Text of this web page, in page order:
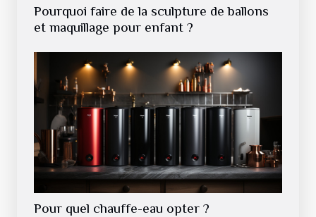
Pourquoi faire de la sculpture de ballons
et maquillage pour enfant ?
Pour quel chauffe-eau opter ?